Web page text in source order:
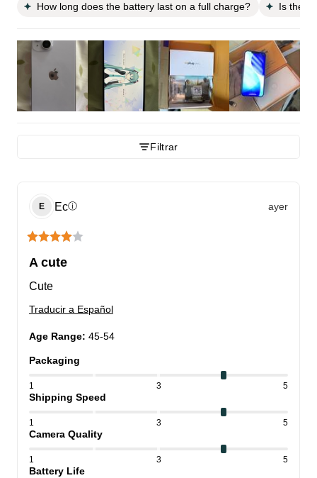
How long does the battery last on a full charge? Is the
Filtrar
E Ecⓘ ayer
A cute
Cute
Traducir a Español
Age Range: 45-54
Packaging
1 3 5
Shipping Speed
1 3 5
Camera Quality
1 3 5
Battery Life